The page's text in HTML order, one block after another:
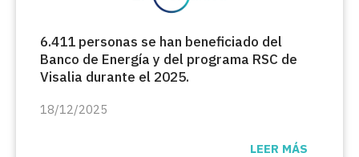
6.411 personas se han beneficiado del
Banco de Energía y del programa RSC de
Visalia durante el 2025.
18/12/2025
LEER MÁS